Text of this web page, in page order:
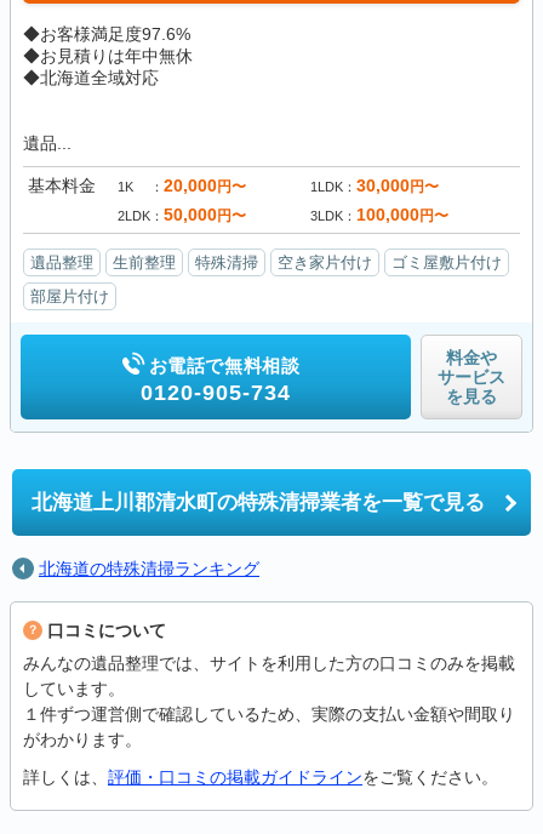
◆お客様満足度97.6%
◆お見積りは年中無休
◆北海道全域対応
遺品...
基本料金 1K 20,000円〜 1LDK 30,000円〜
2LDK 50,000円〜 3LDK 100,000円〜
遺品整理 生前整理 特殊清掃 空き家片付け
ゴミ屋敷片付け
部屋片付け
お電話で無料相談
0120-905-734
料金や
サービス
を見る
北海道上川郡清水町の特殊清掃業者を一覧で見る
北海道の特殊清掃ランキング
口コミについて
みんなの遺品整理では、サイトを利用した方の口コミのみを掲載
しています。
１件ずつ運営側で確認しているため、実際の支払い金額や間取り
がわかります。
詳しくは、 評価・口コミの掲載ガイドラインをご覧ください。